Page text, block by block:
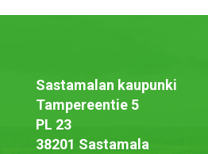
Sastamalan kaupunki
Tampereentie 5
PL 23
38201 Sastamala